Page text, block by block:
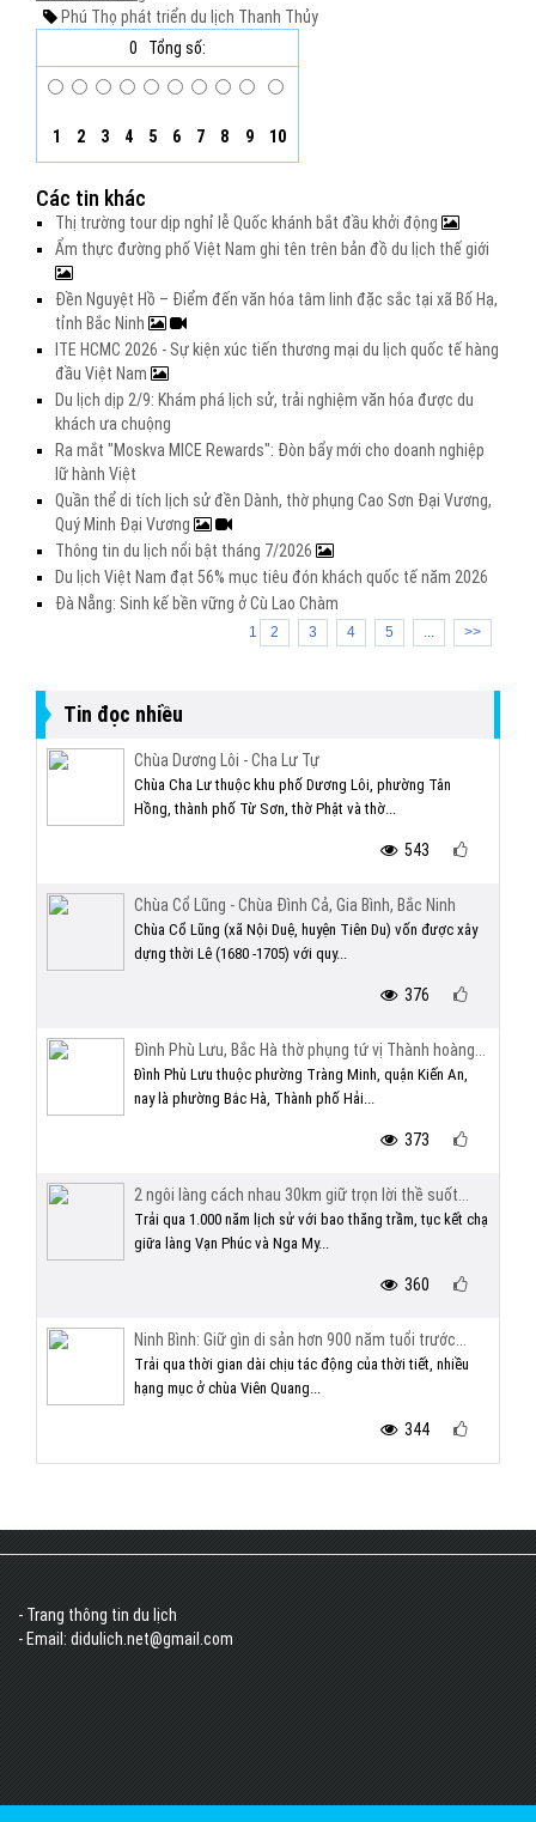
Phú Thọ phát triển du lịch Thanh Thủy
0
Tổng số:
1 2 3 4 5 6 7 8 9 10
Các tin khác
Thị trường tour dịp nghỉ lễ Quốc khánh bắt đầu khởi động
Ẩm thực đường phố Việt Nam ghi tên trên bản đồ du lịch thế giới
Đền Nguyệt Hồ – Điểm đến văn hóa tâm linh đặc sắc tại xã Bố Hạ,
tỉnh Bắc Ninh
ITE HCMC 2026 - Sự kiện xúc tiến thương mại du lịch quốc tế hàng
đầu Việt Nam
Du lịch dịp 2/9: Khám phá lịch sử, trải nghiệm văn hóa được du
khách ưa chuộng
Ra mắt "Moskva MICE Rewards": Đòn bẩy mới cho doanh nghiệp
lữ hành Việt
Quần thể di tích lịch sử đền Dành, thờ phụng Cao Sơn Đại Vương,
Quý Minh Đại Vương
Thông tin du lịch nổi bật tháng 7/2026
Du lịch Việt Nam đạt 56% mục tiêu đón khách quốc tế năm 2026
Đà Nẵng: Sinh kế bền vững ở Cù Lao Chàm
1 2 3 4 5 ... >>
Tin đọc nhiều
Chùa Dương Lôi - Cha Lư Tự
Chùa Cha Lư thuộc khu phố Dương Lôi, phường Tân
Hồng, thành phố Từ Sơn, thờ Phật và thờ...
543
Chùa Cổ Lũng - Chùa Đình Cả, Gia Bình, Bắc Ninh
Chùa Cổ Lũng (xã Nội Duệ, huyện Tiên Du) vốn được xây
dựng thời Lê (1680 -1705) với quy...
376
Đình Phù Lưu, Bắc Hà thờ phụng tứ vị Thành hoàng...
Đình Phù Lưu thuộc phường Tràng Minh, quận Kiến An,
nay là phường Bắc Hà, Thành phố Hải...
373
2 ngôi làng cách nhau 30km giữ trọn lời thề suốt...
Trải qua 1.000 năm lịch sử với bao thăng trầm, tục kết chạ
giữa làng Vạn Phúc và Nga My...
360
Ninh Bình: Giữ gìn di sản hơn 900 năm tuổi trước...
Trải qua thời gian dài chịu tác động của thời tiết, nhiều
hạng mục ở chùa Viên Quang...
344
- Trang thông tin du lịch
- Email: didulich.net@gmail.com